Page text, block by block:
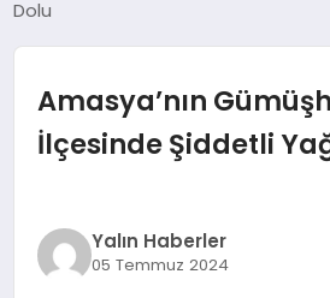
EKONOMİ
EĞİTİM
Dolu
Amasya’nın
İlçesinde Şiddetli
Yalın Haberler
05 Temmuz 2024